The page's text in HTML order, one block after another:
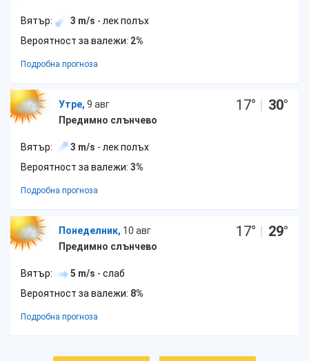
Вятър: 3 m/s - лек полъх
Вероятност за валежи: 2%
Подробна прогноза
Утре, 9 авг
Предимно слънчево
17° | 30°
Вятър: 3 m/s - лек полъх
Вероятност за валежи: 3%
Подробна прогноза
Понеделник, 10 авг
Предимно слънчево
17° | 29°
Вятър: 5 m/s - слаб
Вероятност за валежи: 8%
Подробна прогноза